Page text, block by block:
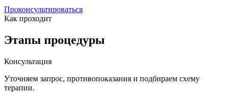
Проконсультироваться
Как проходит
Этапы процедуры
Консультация
Уточняем запрос, противопоказания и подбираем схему
терапии.